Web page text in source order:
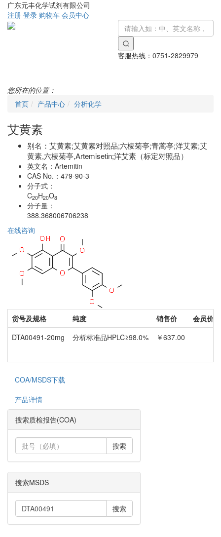
广东元丰化学试剂有限公司
注册 登录 购物车 会员中心
客服热线： 0751-2829979
您所在的位置：
首页
产品中心 分析化学
艾黄素
别名： 艾黄素;艾黄素对照品;六棱菊亭;青蒿亭;洋艾素;艾
黄素,六棱菊亭,Artemisetin;洋艾素（标定对照品）
英文名： Artemitin
CAS No.： 479-90-3
分子式：
C20H20O8
分子量：
388.368006706238
在线咨询
货号及规格 纯度 销售价
会员价
DTA00491-20mg
分析标准品HPLC≥98.0% ￥637.00
COA/MSDS下载
产品详情
搜索质检报告(COA)
搜索
搜索MSDS
搜索